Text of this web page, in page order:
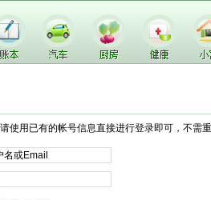
使用已有的帐号信息直接进行登录即可，不需